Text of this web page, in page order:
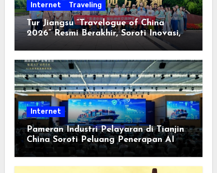
Internet Traveling
Tur Jiangsu “Travelogue of China
2026” Resmi Berakhir, Soroti Inovasi,
Keterbukaan, dan Pembangunan
Berorientasi pada Masyarakat
Internet
Pameran Industri Pelayaran di Tianjin
China Soroti Peluang Penerapan AI